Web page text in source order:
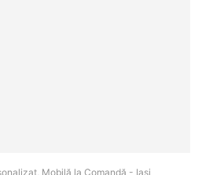
Mobilă la Comandă - Iaşi